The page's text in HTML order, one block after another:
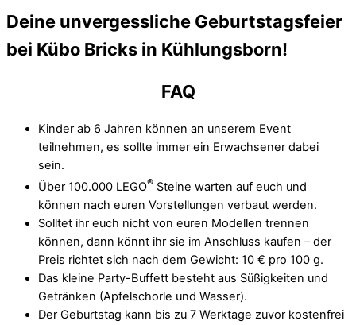
Deine unvergessliche Geburtstagsfeier
bei Kübo Bricks in Kühlungsborn!
FAQ
Kinder ab 6 Jahren können an unserem Event
teilnehmen, es sollte immer ein Erwachsener dabei
sein.
Über 100.000 LEGO® Steine warten auf euch und
können nach euren Vorstellungen verbaut werden.
Solltet ihr euch nicht von euren Modellen trennen
können, dann könnt ihr sie im Anschluss kaufen – der
Preis richtet sich nach dem Gewicht: 10 € pro 100 g.
Das kleine Party-Buffett besteht aus Süßigkeiten und
Getränken (Apfelschorle und Wasser).
Der Geburtstag kann bis zu 7 Werktage zuvor kostenfrei